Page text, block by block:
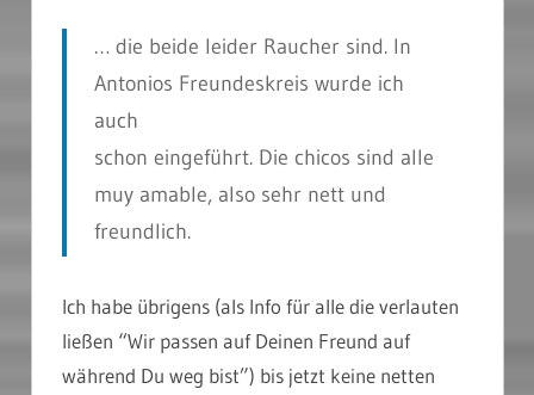
… die beide leider Raucher sind. In
Antonios Freundeskreis wurde ich
auch
schon eingeführt. Die chicos sind alle
muy amable, also sehr nett und
freundlich.
Ich habe übrigens (als Info für alle die verlauten
ließen “Wir passen auf Deinen Freund auf
während Du weg bist”) bis jetzt keine netten